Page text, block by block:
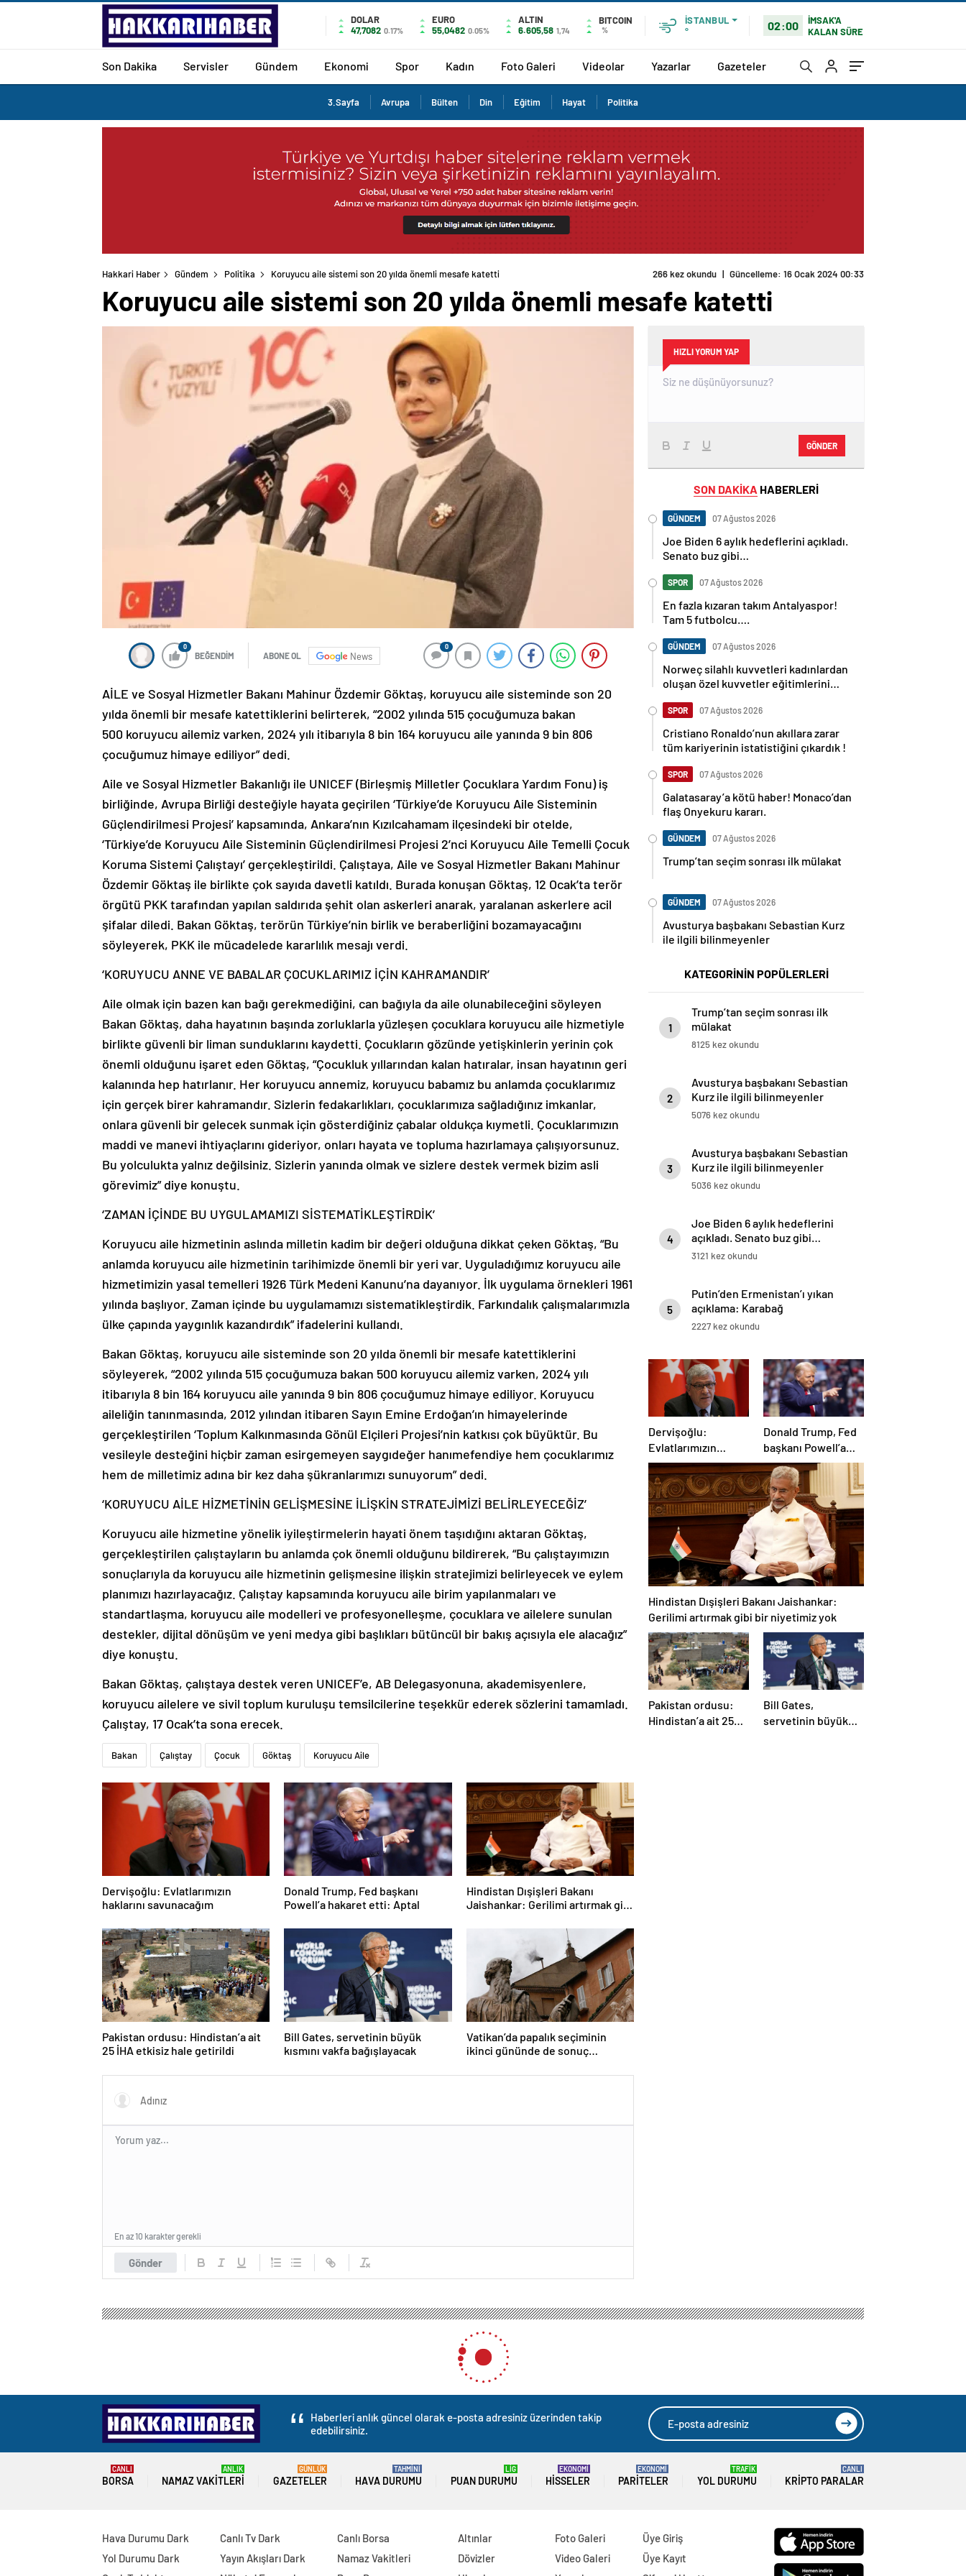
DOLAR
47,7082 0.17%
EURO
55,0482 0.05%
ALTIN
6.605,58 1,74
BITCOIN
%
İSTANBUL
°
02:00
İMSAK'A
KALAN SÜRE
Son Dakika Servisler Gündem Ekonomi Spor Kadın Foto Galeri Videolar Yazarlar Gazeteler
3.Sayfa Avrupa Bülten Din Eğitim Hayat Politika
Hakkari Haber Gündem Politika Koruyucu aile sistemi son 20 yılda önemli mesafe katetti
Koruyucu aile sistemi son 20 yılda önemli mesafe katetti
0
BEĞENDİM ABONE OL News
0
AİLE ve Sosyal Hizmetler Bakanı Mahinur Özdemir Göktaş, koruyucu aile sisteminde son 20
yılda önemli bir mesafe katettiklerini belirterek, “2002 yılında 515 çocuğumuza bakan
500 koruyucu ailemiz varken, 2024 yılı itibarıyla 8 bin 164 koruyucu aile yanında 9 bin 806
çocuğumuz himaye ediliyor” dedi.
Aile ve Sosyal Hizmetler Bakanlığı ile UNICEF (Birleşmiş Milletler Çocuklara Yardım Fonu) iş
birliğinde, Avrupa Birliği desteğiyle hayata geçirilen ‘Türkiye’de Koruyucu Aile Sisteminin
Güçlendirilmesi Projesi’ kapsamında, Ankara’nın Kızılcahamam ilçesindeki bir otelde,
‘Türkiye’de Koruyucu Aile Sisteminin Güçlendirilmesi Projesi 2’nci Koruyucu Aile Temelli Çocuk
Koruma Sistemi Çalıştayı’ gerçekleştirildi. Çalıştaya, Aile ve Sosyal Hizmetler Bakanı Mahinur
Özdemir Göktaş ile birlikte çok sayıda davetli katıldı. Burada konuşan Göktaş, 12 Ocak’ta terör
örgütü PKK tarafından yapılan saldırıda şehit olan askerleri anarak, yaralanan askerlere acil
şifalar diledi. Bakan Göktaş, terörün Türkiye’nin birlik ve beraberliğini bozamayacağını
söyleyerek, PKK ile mücadelede kararlılık mesajı verdi.
‘KORUYUCU ANNE VE BABALAR ÇOCUKLARIMIZ İÇİN KAHRAMANDIR’
Aile olmak için bazen kan bağı gerekmediğini, can bağıyla da aile olunabileceğini söyleyen
Bakan Göktaş, daha hayatının başında zorluklarla yüzleşen çocuklara koruyucu aile hizmetiyle
birlikte güvenli bir liman sunduklarını kaydetti. Çocukların gözünde yetişkinlerin yerinin çok
önemli olduğunu işaret eden Göktaş, “Çocukluk yıllarından kalan hatıralar, insan hayatının geri
kalanında hep hatırlanır. Her koruyucu annemiz, koruyucu babamız bu anlamda çocuklarımız
için gerçek birer kahramandır. Sizlerin fedakarlıkları, çocuklarımıza sağladığınız imkanlar,
onlara güvenli bir gelecek sunmak için gösterdiğiniz çabalar oldukça kıymetli. Çocuklarımızın
maddi ve manevi ihtiyaçlarını gideriyor, onları hayata ve topluma hazırlamaya çalışıyorsunuz.
Bu yolculukta yalnız değilsiniz. Sizlerin yanında olmak ve sizlere destek vermek bizim asli
görevimiz” diye konuştu.
‘ZAMAN İÇİNDE BU UYGULAMAMIZI SİSTEMATİKLEŞTİRDİK’
Koruyucu aile hizmetinin aslında milletin kadim bir değeri olduğuna dikkat çeken Göktaş, “Bu
anlamda koruyucu aile hizmetinin tarihimizde önemli bir yeri var. Uyguladığımız koruyucu aile
hizmetimizin yasal temelleri 1926 Türk Medeni Kanunu’na dayanıyor. İlk uygulama örnekleri 1961
yılında başlıyor. Zaman içinde bu uygulamamızı sistematikleştirdik. Farkındalık çalışmalarımızla
ülke çapında yaygınlık kazandırdık” ifadelerini kullandı.
Bakan Göktaş, koruyucu aile sisteminde son 20 yılda önemli bir mesafe katettiklerini
söyleyerek, “2002 yılında 515 çocuğumuza bakan 500 koruyucu ailemiz varken, 2024 yılı
itibarıyla 8 bin 164 koruyucu aile yanında 9 bin 806 çocuğumuz himaye ediliyor. Koruyucu
aileliğin tanınmasında, 2012 yılından itibaren Sayın Emine Erdoğan’ın himayelerinde
gerçekleştirilen ‘Toplum Kalkınmasında Gönül Elçileri Projesi’nin katkısı çok büyüktür. Bu
vesileyle desteğini hiçbir zaman esirgemeyen saygıdeğer hanımefendiye hem çocuklarımız
hem de milletimiz adına bir kez daha şükranlarımızı sunuyorum” dedi.
‘KORUYUCU AİLE HİZMETİNİN GELİŞMESİNE İLİŞKİN STRATEJİMİZİ BELİRLEYECEĞİZ’
Koruyucu aile hizmetine yönelik iyileştirmelerin hayati önem taşıdığını aktaran Göktaş,
gerçekleştirilen çalıştayların bu anlamda çok önemli olduğunu bildirerek, “Bu çalıştayımızın
sonuçlarıyla da koruyucu aile hizmetinin gelişmesine ilişkin stratejimizi belirleyecek ve eylem
planımızı hazırlayacağız. Çalıştay kapsamında koruyucu aile birim yapılanmaları ve
standartlaşma, koruyucu aile modelleri ve profesyonelleşme, çocuklara ve ailelere sunulan
destekler, dijital dönüşüm ve yeni medya gibi başlıkları bütüncül bir bakış açısıyla ele alacağız”
diye konuştu.
Bakan Göktaş, çalıştaya destek veren UNICEF’e, AB Delegasyonuna, akademisyenlere,
koruyucu ailelere ve sivil toplum kuruluşu temsilcilerine teşekkür ederek sözlerini tamamladı.
Çalıştay, 17 Ocak’ta sona erecek.
Bakan Çalıştay Çocuk Göktaş Koruyucu Aile
Dervişoğlu: Evlatlarımızın
haklarını savunacağım
Donald Trump, Fed başkanı
Powell’a hakaret etti: Aptal
Hindistan Dışişleri Bakanı
Jaishankar: Gerilimi artırmak gibi
Pakistan ordusu: Hindistan’a ait
25 İHA etkisiz hale getirildi
Bill Gates, servetinin büyük
kısmını vakfa bağışlayacak
Vatikan’da papalık seçiminin
ikinci gününde de sonuç
Gönder
En az 10 karakter gerekli
HIZLI YORUM YAP
GÖNDER
SON DAKİKA HABERLERİ
GÜNDEM 07 Ağustos 2026
Joe Biden 6 aylık hedeflerini açıkladı.
Senato buz gibi…
SPOR 07 Ağustos 2026
En fazla kızaran takım Antalyaspor!
Tam 5 futbolcu….
GÜNDEM 07 Ağustos 2026
Norweç silahlı kuvvetleri kadınlardan
oluşan özel kuvvetler eğitimlerini
SPOR 07 Ağustos 2026
Cristiano Ronaldo’nun akıllara zarar
tüm kariyerinin istatistiğini çıkardık !
SPOR 07 Ağustos 2026
Galatasaray’a kötü haber! Monaco’dan
flaş Onyekuru kararı.
GÜNDEM 07 Ağustos 2026
Trump’tan seçim sonrası ilk mülakat
GÜNDEM 07 Ağustos 2026
Avusturya başbakanı Sebastian Kurz
ile ilgili bilinmeyenler
KATEGORİNİN POPÜLERLERİ
1
Trump’tan seçim sonrası ilk
mülakat
8125 kez okundu
2
Avusturya başbakanı Sebastian
Kurz ile ilgili bilinmeyenler
5076 kez okundu
3
Avusturya başbakanı Sebastian
Kurz ile ilgili bilinmeyenler
5036 kez okundu
4
Joe Biden 6 aylık hedeflerini
açıkladı. Senato buz gibi…
3121 kez okundu
5
Putin’den Ermenistan’ı yıkan
açıklama: Karabağ
Azerbaycan’ın ayrılmaz bir
2227 kez okundu
Dervişoğlu:
Evlatlarımızın
haklarını
savunacağım
Donald Trump, Fed
başkanı Powell’a
hakaret etti: Aptal
Hindistan Dışişleri Bakanı Jaishankar:
Gerilimi artırmak gibi bir niyetimiz yok
Pakistan ordusu:
Hindistan’a ait 25
Bill Gates,
servetinin büyük
DİSİDER Başkanı Şeyhmus Akbaş, 2023’ü değerlendirdi ve yeni asgari ücretin hayırlı olmasını temenni etti
DİSİDER Başkanı Şeyhmus Akbaş, 2023’ü değerlendirdi ve yeni
asgari ücretin hayırlı olmasını temenni etti
0
BEĞENDİM ABONE OL News
Diyarbakır’ın Bağlar ilçesindeki dernek binasında basın mensuplarıyla bir araya gelen Diyarbakır
DİSİDER Yönetim Kurulu Başkanı Şeyhmus Akbaş, “Yeni yıl öncesi açıklanan yeni asgari ücretin
GÖNDER